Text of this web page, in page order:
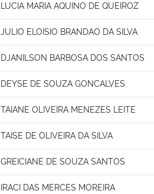
LUCIA MARIA AQUINO DE QUEIROZ
JULIO ELOISIO BRANDAO DA SILVA
DJANILSON BARBOSA DOS SANTOS
DEYSE DE SOUZA GONCALVES
TAIANE OLIVEIRA MENEZES LEITE
TAISE DE OLIVEIRA DA SILVA
GREICIANE DE SOUZA SANTOS
IRACI DAS MERCES MOREIRA